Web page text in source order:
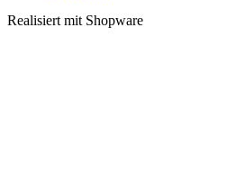
Realisiert mit Shopware